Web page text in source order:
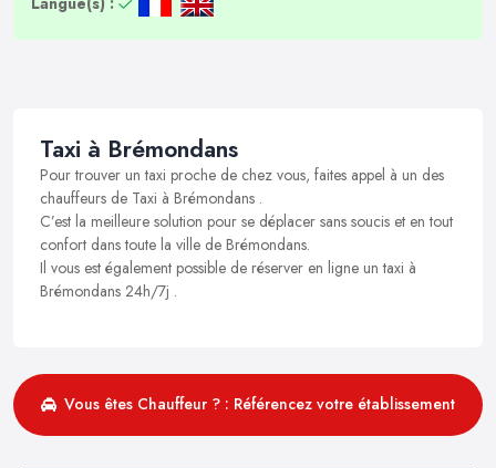
Taxi à Brémondans
Pour trouver un taxi proche de chez vous, faites appel à un des
chauffeurs de Taxi à Brémondans .
C’est la meilleure solution pour se déplacer sans soucis et en tout
confort dans toute la ville de Brémondans.
Il vous est également possible de réserver en ligne un taxi à
Brémondans 24h/7j .
Vous êtes Chauffeur ? : Référencez votre établissement